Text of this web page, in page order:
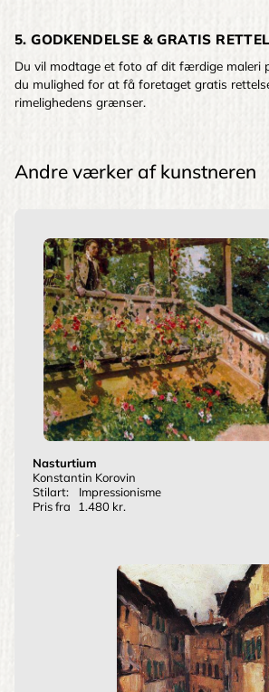
5. GODKENDELSE & GRATIS
Du vil modtage et foto af dit færdige maleri
du mulighed for at få foretaget gratis
rimelighedens grænser.
Andre værker af kunstneren
Nasturtium
Konstantin Korovin
Stilart:
Impressionisme
Pris fra
1.480 kr.